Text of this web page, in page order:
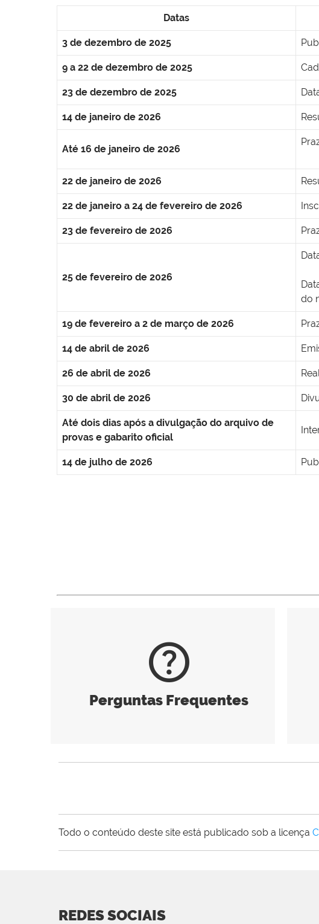
Datas
3 de dezembro de 2025
9 a 22 de dezembro de 2025
23 de dezembro de 2025
14 de janeiro de 2026
Até 16 de janeiro de 2026
22 de janeiro de 2026
22 de janeiro a 24 de fevereiro de 2026
23 de fevereiro de 2026
25 de fevereiro de 2026
do
19 de fevereiro a 2 de março de 2026
14 de abril de 2026
26 de abril de 2026
30 de abril de 2026
Até dois dias após a divulgação do arquivo de
provas e gabarito oficial
14 de julho de 2026
help_outline
Perguntas Frequentes
Todo o conteúdo deste site está publicado sob a licença
REDES SOCIAIS